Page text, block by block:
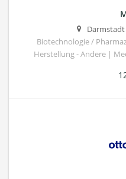
Darmstadt
Biotechnologie /
Herstellung - Andere |